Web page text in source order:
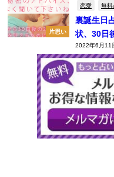
片思い
恋愛 無料
裏誕生日
状、30日
2022年6月11